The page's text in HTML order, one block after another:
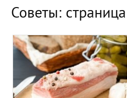
Советы: